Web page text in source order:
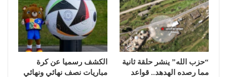
“حزب الله” ينشر حلقة ثانية
مما رصده الهدهد.. قواعد
الكشف رسميا عن كرة
مباريات نصف نهائي ونهائي